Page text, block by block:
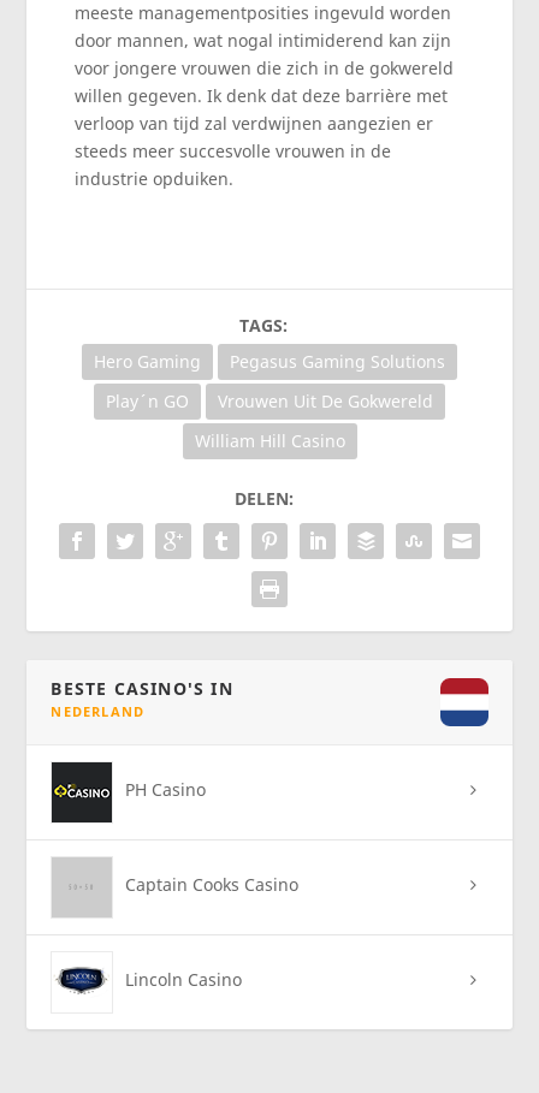
meeste managementposities ingevuld worden
door mannen, wat nogal intimiderend kan zijn
voor jongere vrouwen die zich in de gokwereld
willen gegeven. Ik denk dat deze barrière met
verloop van tijd zal verdwijnen aangezien er
steeds meer succesvolle vrouwen in de
industrie opduiken.
TAGS:
Hero Gaming
Pegasus Gaming Solutions
Play´n GO
Vrouwen Uit De Gokwereld
William Hill Casino
DELEN:
BESTE CASINO'S IN
NEDERLAND
PH Casino
Captain Cooks Casino
Lincoln Casino